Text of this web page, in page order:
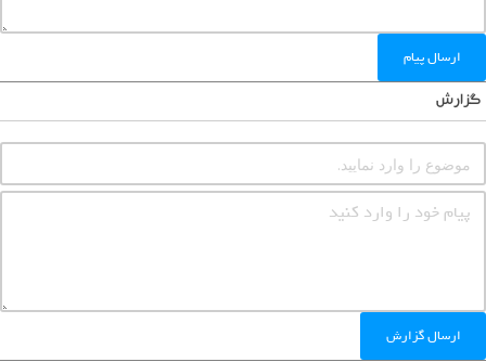
ارسال پیام
گزارش
ارسال گزارش